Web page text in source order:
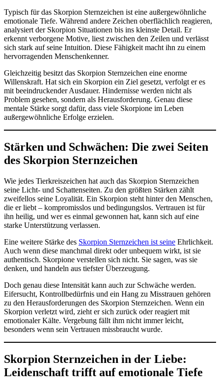
Typisch für das Skorpion Sternzeichen ist eine außergewöhnliche
emotionale Tiefe. Während andere Zeichen oberflächlich reagieren,
analysiert der Skorpion Situationen bis ins kleinste Detail. Er
erkennt verborgene Motive, liest zwischen den Zeilen und verlässt
sich stark auf seine Intuition. Diese Fähigkeit macht ihn zu einem
hervorragenden Menschenkenner.
Gleichzeitig besitzt das Skorpion Sternzeichen eine enorme
Willenskraft. Hat sich ein Skorpion ein Ziel gesetzt, verfolgt er es
mit beeindruckender Ausdauer. Hindernisse werden nicht als
Problem gesehen, sondern als Herausforderung. Genau diese
mentale Stärke sorgt dafür, dass viele Skorpione im Leben
außergewöhnliche Erfolge erzielen.
Stärken und Schwächen: Die zwei Seiten
des Skorpion Sternzeichen
Wie jedes Tierkreiszeichen hat auch das Skorpion Sternzeichen
seine Licht- und Schattenseiten. Zu den größten Stärken zählt
zweifellos seine Loyalität. Ein Skorpion steht hinter den Menschen,
die er liebt – kompromisslos und bedingungslos. Vertrauen ist für
ihn heilig, und wer es einmal gewonnen hat, kann sich auf eine
starke Unterstützung verlassen.
Eine weitere Stärke des Skorpion Sternzeichen ist seine Ehrlichkeit.
Auch wenn diese manchmal direkt oder unbequem wirkt, ist sie
authentisch. Skorpione verstellen sich nicht. Sie sagen, was sie
denken, und handeln aus tiefster Überzeugung.
Doch genau diese Intensität kann auch zur Schwäche werden.
Eifersucht, Kontrollbedürfnis und ein Hang zu Misstrauen gehören
zu den Herausforderungen des Skorpion Sternzeichen. Wenn ein
Skorpion verletzt wird, zieht er sich zurück oder reagiert mit
emotionaler Kälte. Vergebung fällt ihm nicht immer leicht,
besonders wenn sein Vertrauen missbraucht wurde.
Skorpion Sternzeichen in der Liebe:
Leidenschaft trifft auf emotionale Tiefe